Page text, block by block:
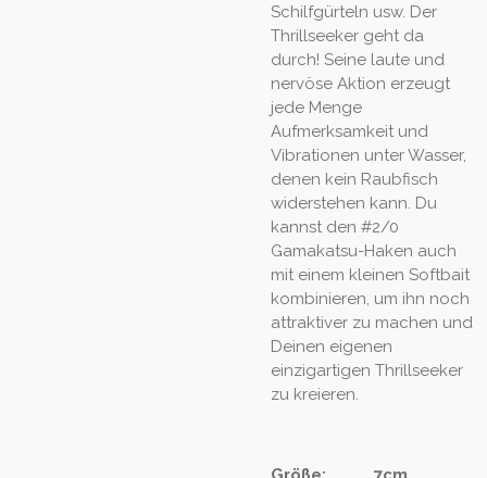
Schilfgürteln usw. Der
Thrillseeker geht da
durch! Seine laute und
nervöse Aktion erzeugt
jede Menge
Aufmerksamkeit und
Vibrationen unter Wasser,
denen kein Raubfisch
widerstehen kann. Du
kannst den #2/0
Gamakatsu-Haken auch
mit einem kleinen Softbait
kombinieren, um ihn noch
attraktiver zu machen und
Deinen eigenen
einzigartigen Thrillseeker
zu kreieren.